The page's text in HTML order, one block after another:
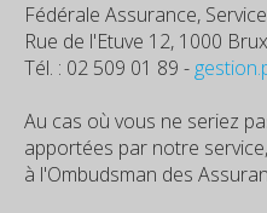
Fédérale Assurance,
Rue de l'Etuve 12, 1000
Tél. : 02 509 01 89 -
Au cas où vous ne seriez
apportées par notre
à l'Ombudsman des